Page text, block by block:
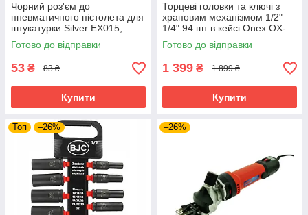
Чорний роз'єм до
пневматичного пістолета для
штукатурки Silver EX015,
фітинг для підключення
повітря
Готово до відправки
53 ₴ 83 ₴
Купити
Торцеві головки та ключі з
храповим механізмом 1/2"
1/4" 94 шт в кейсі Onex OX-
249M набір торцевих ключів
Готово до відправки
1 399 ₴ 1 899 ₴
Купити
Топ –26% –26%